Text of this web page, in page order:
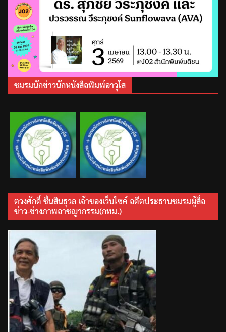
ชมรมนักข่าวนักหนังสือพิมพ์อาวุโส
ตวงศักดิ์ ชื่นสินธุวล เจ้าของเว็บไซค์ อดีตประธานชมรมผู้สื่อ
ข่าว-ช่างภาพอาชญากรรม(กทม.)